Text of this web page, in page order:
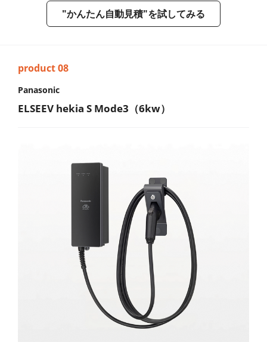
"かんたん自動見積"を試してみる
Panasonic
ELSEEV hekia S Mode3（6kw）